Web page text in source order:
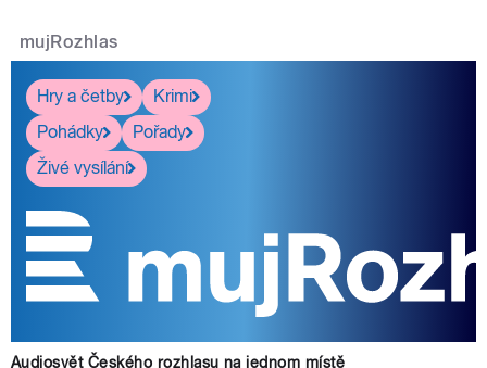
mujRozhlas
Hry a četby
Krimi
Pohádky
Pořady
Živé vysílání
Audiosvět Českého rozhlasu na jednom místě